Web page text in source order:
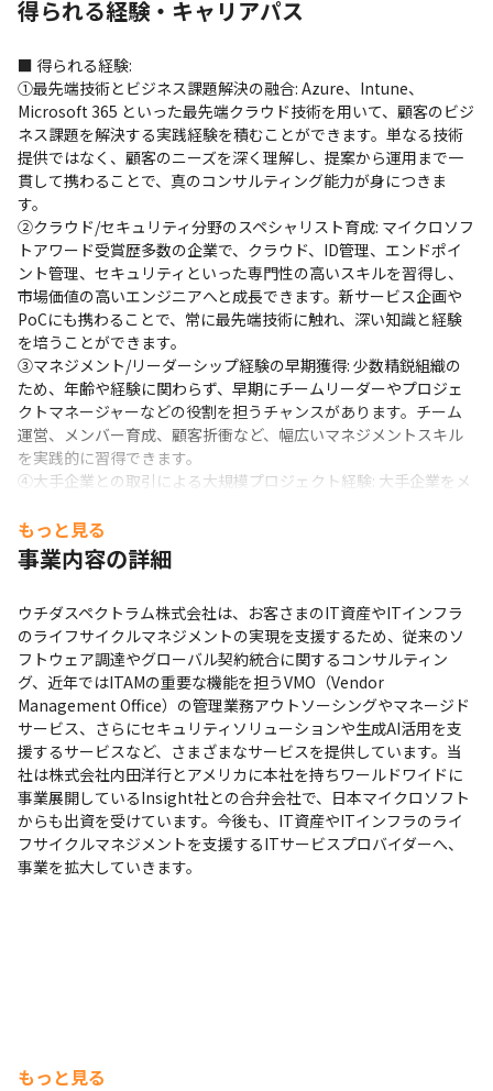
得られる経験・キャリアパス
■ 得られる経験:
①最先端技術とビジネス課題解決の融合: Azure、Intune、
Microsoft 365 といった最先端クラウド技術を用いて、顧客のビジ
ネス課題を解決する実践経験を積むことができます。単なる技術
提供ではなく、顧客のニーズを深く理解し、提案から運用まで一
貫して携わることで、真のコンサルティング能力が身につきま
す。
②クラウド/セキュリティ分野のスペシャリスト育成: マイクロソフ
トアワード受賞歴多数の企業で、クラウド、ID管理、エンドポイ
ント管理、セキュリティといった専門性の高いスキルを習得し、
市場価値の高いエンジニアへと成長できます。新サービス企画や
PoCにも携わることで、常に最先端技術に触れ、深い知識と経験
を培うことができます。
③マネジメント/リーダーシップ経験の早期獲得: 少数精鋭組織の
ため、年齢や経験に関わらず、早期にチームリーダーやプロジェ
クトマネージャーなどの役割を担うチャンスがあります。チーム
運営、メンバー育成、顧客折衝など、幅広いマネジメントスキル
を実践的に習得できます。
④大手企業との取引による大規模プロジェクト経験: 大手企業をメ
クトに携わる機会が豊富です。要件定義から設計、構築、運用ま
で、プロジェクト全体を把握し、推進する経験は、キャリアアッ
プに大きく貢献します。
携わり、市場を創造していく経験ができます。アイデア出しから
実現まで、ビジネスのダイナミズムを体感し、事業開発のスキル
を磨くことができます。
■ キャリアパス:
①テクニカルリード/スペシャリスト: 特定技術領域(Azure、
Intune、セキュリティ等)のスペシャリストとして、顧客への技術
支援、ソリューション提案、技術検証などを担当。深い専門知識
と経験を活かし、技術リーダーとしてチームを牽引していく。
②プロジェクトマネージャー: 顧客プロジェクトの計画、実行、管
理、品質管理などを担当。顧客との円滑なコミュニケーション、
チームマネジメント、リスク管理など、プロジェクト成功に必要
信頼できるアドバイザーとして活躍する。
もっと見る
事業内容の詳細
ウチダスペクトラム株式会社は、お客さまのIT資産やITインフラ
のライフサイクルマネジメントの実現を支援するため、従来のソ
フトウェア調達やグローバル契約統合に関するコンサルティン
グ、近年ではITAMの重要な機能を担うVMO（Vendor
Management Office）の管理業務アウトソーシングやマネージド
サービス、さらにセキュリティソリューションや生成AI活用を支
援するサービスなど、さまざまなサービスを提供しています。当
社は株式会社内田洋行とアメリカに本社を持ちワールドワイドに
事業展開しているInsight社との合弁会社で、日本マイクロソフト
からも出資を受けています。今後も、IT資産やITインフラのライ
フサイクルマネジメントを支援するITサービスプロバイダーへ、
事業を拡大していきます。
もっと見る